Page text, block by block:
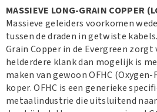
MASSIEVE LONG-GRAIN COPPER
Massieve geleiders voorkomen
tussen de draden in getwiste
Grain Copper in de Evergreen zorgt
helderdere klank dan mogelijk is
maken van gewoon OFHC
koper. OFHC is een generieke
metaalindustrie die uitsluitend